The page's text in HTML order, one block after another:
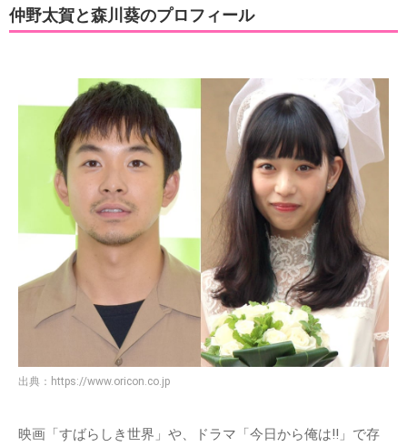
仲野太賀と森川葵のプロフィール
出典： https://www.oricon.co.jp
映画「すばらしき世界」や、ドラマ「今日から俺は!!」で存